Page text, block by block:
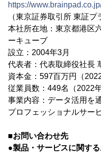
https://
（東京証券取引所 東証プ
本社所在地：東京都港区
ーキューブ
設立：2004年3月
代表者：代表取締役社長
資本金：597百万円（
従業員数：449名（2022
事業内容：データ活用を
プロフェッショナルサー
■お問い合わせ先
●製品・サービスに関す